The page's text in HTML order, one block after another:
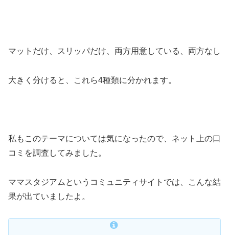
マットだけ、スリッパだけ、両方用意している、両方なし
大きく分けると、これら4種類に分かれます。
私もこのテーマについては気になったので、ネット上の口
コミを調査してみました。
ママスタジアムというコミュニティサイトでは、こんな結
果が出ていましたよ。